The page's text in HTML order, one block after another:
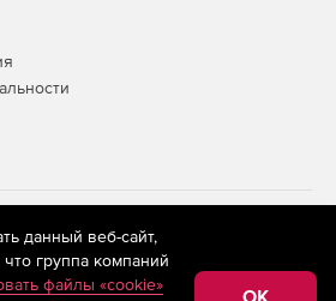
store.softline.ru применяются
(информационные технологии
на основе сбора,
сведений, относящихся к
данный веб-сайт,
группа компаний
файлы «cookie»
OK